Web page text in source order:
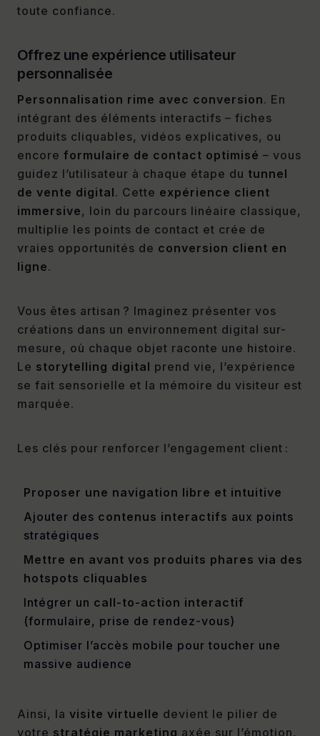
toute confiance.
Offrez une expérience utilisateur
personnalisée
Personnalisation rime avec conversion. En
intégrant des éléments interactifs – fiches
produits cliquables, vidéos explicatives, ou
encore formulaire de contact optimisé – vous
guidez l’utilisateur à chaque étape du tunnel
de vente digital. Cette expérience client
immersive, loin du parcours linéaire classique,
multiplie les points de contact et crée de
vraies opportunités de conversion client en
ligne.
Vous êtes artisan ? Imaginez présenter vos
créations dans un environnement digital sur-
mesure, où chaque objet raconte une histoire.
Le storytelling digital prend vie, l’expérience
se fait sensorielle et la mémoire du visiteur est
marquée.
Les clés pour renforcer l’engagement client :
Proposer une navigation libre et intuitive
Ajouter des contenus interactifs aux points
stratégiques
Mettre en avant vos produits phares via des
hotspots cliquables
Intégrer un call-to-action interactif
(formulaire, prise de rendez-vous)
Optimiser l’accès mobile pour toucher une
massive audience
Ainsi, la visite virtuelle devient le pilier de
votre stratégie marketing axée sur l’émotion,